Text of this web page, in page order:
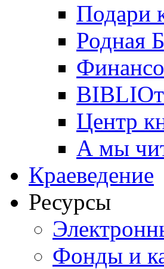
Подари
Родная
Центр
А мы
Краеведение
Ресурсы
Фонды и